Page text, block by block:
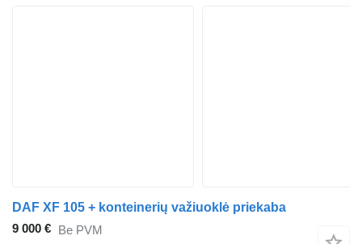
DAF XF 105 + konteinerių važiuoklė priekaba
9 000 € Be PVM